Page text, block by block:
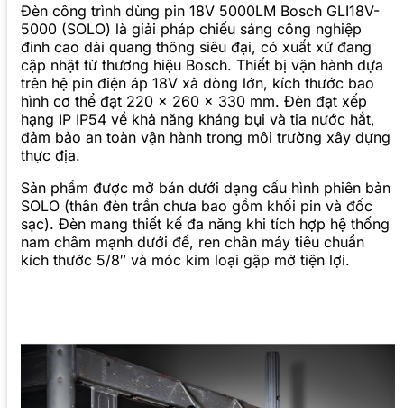
Đèn công trình dùng pin 18V 5000LM Bosch GLI18V-
5000 (SOLO) là giải pháp chiếu sáng công nghiệp
đỉnh cao dải quang thông siêu đại, có xuất xứ đang
cập nhật từ thương hiệu Bosch. Thiết bị vận hành dựa
trên hệ pin điện áp 18V xả dòng lớn, kích thước bao
hình cơ thể đạt 220 x 260 x 330 mm. Đèn đạt xếp
hạng IP IP54 về khả năng kháng bụi và tia nước hắt,
đảm bảo an toàn vận hành trong môi trường xây dựng
thực địa.
Sản phẩm được mở bán dưới dạng cấu hình phiên bản
SOLO (thân đèn trần chưa bao gồm khối pin và đốc
sạc). Đèn mang thiết kế đa năng khi tích hợp hệ thống
nam châm mạnh dưới đế, ren chân máy tiêu chuẩn
kích thước 5/8″ và móc kim loại gập mở tiện lợi.